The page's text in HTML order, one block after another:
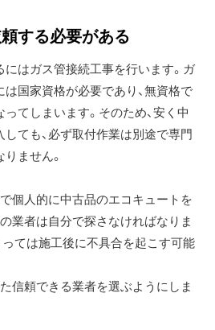
する必要がある
はガス管接続工事を行います。ガ
国家資格が必要であり、無資格で
てしまいます。そのため、安く中
ても、必ず取付作業は別途で専門
ません。
個人的に中古品のエコキュートを
業者は自分で探さなければなりま
ては施工後に不具合を起こす可能
信頼できる業者を選ぶようにしま